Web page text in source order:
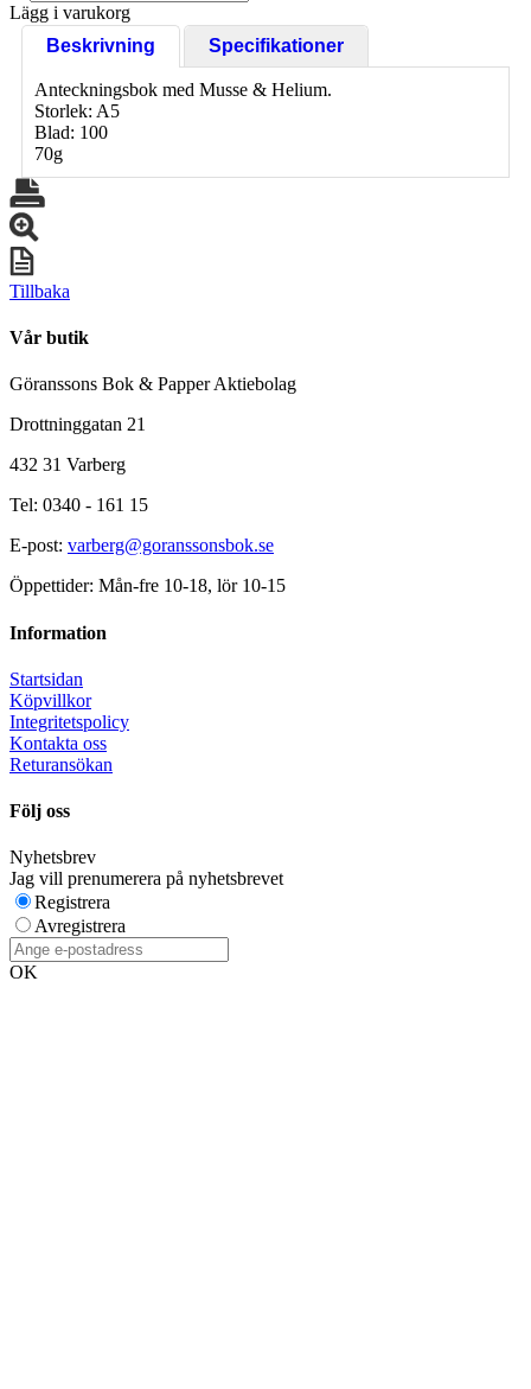
Lägg i varukorg
Beskrivning
Specifikationer
Anteckningsbok med Musse & Helium.
Storlek: A5
Blad: 100
70g
Tillbaka
Vår butik
Göranssons Bok & Papper Aktiebolag
Drottninggatan 21
432 31 Varberg
Tel: 0340 - 161 15
E-post: varberg@goranssonsbok.se
Öppettider: Mån-fre 10-18, lör 10-15
Information
Startsidan
Köpvillkor
Integritetspolicy
Kontakta oss
Returansökan
Följ oss
Nyhetsbrev
Jag vill prenumerera på nyhetsbrevet
Registrera
Avregistrera
OK